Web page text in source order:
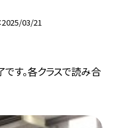
2025/03/21
す。各クラスで読み合